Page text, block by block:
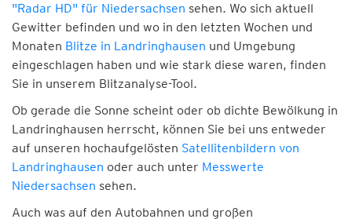
"Radar HD" für Niedersachsen sehen. Wo sich aktuell
Gewitter befinden und wo in den letzten Wochen und
Monaten Blitze in Landringhausen und Umgebung
eingeschlagen haben und wie stark diese waren, finden
Sie in unserem Blitzanalyse-Tool.
Ob gerade die Sonne scheint oder ob dichte Bewölkung in
Landringhausen herrscht, können Sie bei uns entweder
auf unseren hochaufgelösten Satellitenbildern von
Landringhausen oder auch unter Messwerte
Niedersachsen sehen.
Auch was auf den Autobahnen und großen